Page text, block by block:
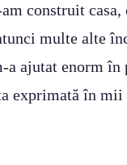
construit
multe alte
ajutat enorm
în mii